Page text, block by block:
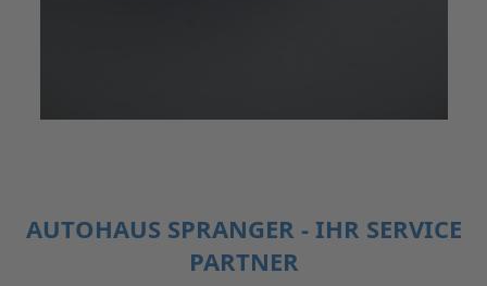
AUTOHAUS SPRANGER - IHR SERVICE
PARTNER